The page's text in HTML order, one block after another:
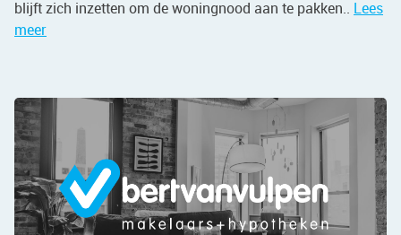
blijft zich inzetten om de woningnood aan te pakken.. Lees
meer